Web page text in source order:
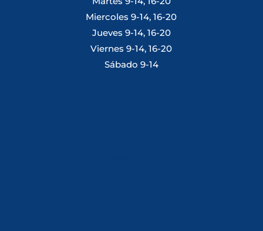
Miercoles 9-14, 16-20
Jueves 9-14, 16-20
Viernes 9-14, 16-20
Sábado 9-14